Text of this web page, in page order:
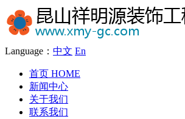
Language： 中文 En
首页 HOME
新闻中心
关于我们
联系我们